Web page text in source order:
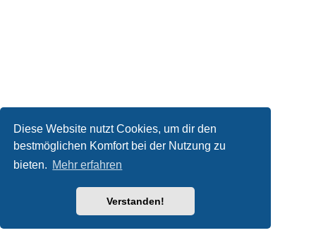
Diese Website nutzt Cookies, um dir den
bestmöglichen Komfort bei der Nutzung zu
bieten. Mehr erfahren
Verstanden!